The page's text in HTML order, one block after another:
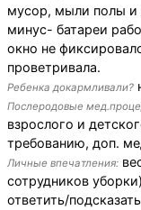
мусор, мыли полы и
минус- батареи
окно не
проветривала.
Ребенка докармливали?
Послеродовые
взрослого и
требованию, доп.
Личные впечатления:
сотрудников
ответить/